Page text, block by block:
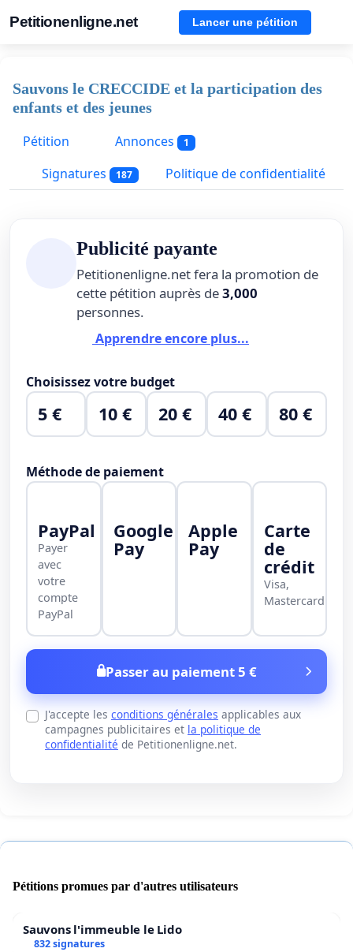
Petitionenligne.net Lancer une pétition
Sauvons le CRECCIDE et la participation des
enfants et des jeunes
Pétition
Annonces 1
Signatures 187 Politique de confidentialité
Publicité payante
Petitionenligne.net fera la promotion de
cette pétition auprès de3,000
personnes.
Apprendre encore plus...
Choisissez votre budget
5 € 10 € 20 € 40 € 80 €
Méthode de paiement
PayPal
Payer
avec
votre
compte
PayPal
Google
Pay
Apple
Pay
Carte
de
crédit
Visa,
Mastercard
Passer au paiement 5 €
J'accepte les conditions générales applicables aux
campagnes publicitaires et la politique de
confidentialité de Petitionenligne.net.
Pétitions promues par d'autres utilisateurs
Sauvons l'immeuble le Lido
832 signatures